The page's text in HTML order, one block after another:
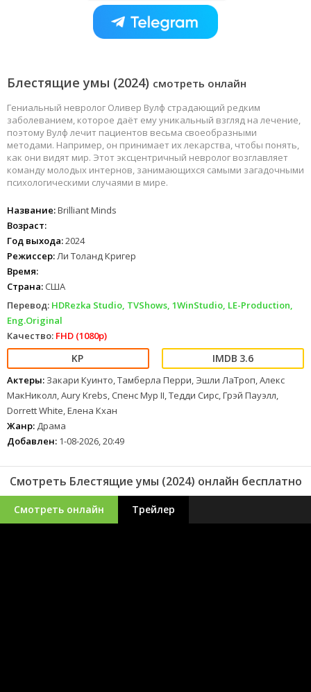
Блестящие умы (2024) смотреть онлайн
Гениальный невролог Оливер Вулф страдающий редким
заболеванием, которое даёт ему уникальный взгляд на лечение,
поэтому Вулф лечит пациентов весьма своеобразными
методами. Например, он принимает их лекарства, чтобы понять,
как они видят мир. Этот эксцентричный невролог возглавляет
команду молодых интернов, занимающихся самыми загадочными
психологическими случаями в мире.
Название:Brilliant Minds
Возраст:
Год выхода:2024
Режиссер:Ли Толанд Кригер
Время:
Страна: США
Перевод: HDRezka Studio, TVShows, 1WinStudio, LE-Production,
Eng.Original
Качество: FHD (1080p)
3.6
Актеры: Закари Куинто, Тамберла Перри, Эшли ЛаТроп, Алекс
МакНиколл, Aury Krebs, Спенс Мур II, Тедди Сирс, Грэй Пауэлл,
Dorrett White, Елена Кхан
Жанр: Драма
Добавлен: 1-08-2026, 20:49
Смотреть Блестящие умы (2024) онлайн бесплатно
Смотреть онлайн Трейлер